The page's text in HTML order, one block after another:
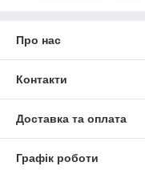
Про нас
Контакти
Доставка та оплата
Графік роботи